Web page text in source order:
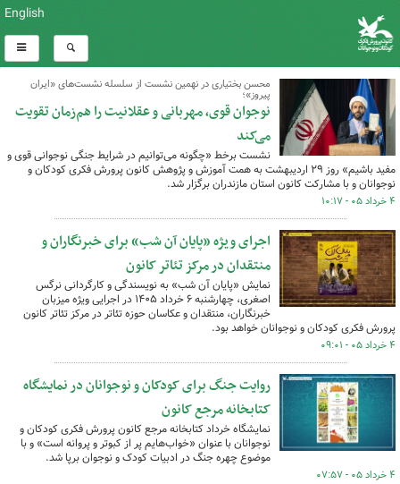
English
محسن بختیاری در نهمین نشست از سلسله نشست‌های «ایران
پیروز»؛‌
نوجوان قوی، مهربانی و عقلانیت را هم‌زمان تقویت
می‌کند
نشست برخط «چگونه می‌توانیم در شرایط جنگی نوجوانی قوی و
مفید باشیم» روز ۲۹ اردیبهشت به همت آموزش و پژوهش کانون پرورش فکری کودکان و
نوجوانان و با مشارکت کانون استان مازندران برگزار شد.
۴ خرداد ۰۵ - ۱۰:۱۷
اجرای ویژه‌ «پایان آن شب» برای خبرنگاران و
منتقدان در مرکز تئاتر کانون
نمایش «پایان آن شب» به نویسندگی و کارگردانی نرگس
اصغری، چهارشنبه ۶ خرداد ۱۴۰۵ در اجرایی ویژه میزبان
خبرنگاران، منتقدان و عکاسان حوزه‌ تئاتر در مرکز تئاتر کانون
پرورش فکری کودکان و نوجوانان خواهد بود.
۴ خرداد ۰۵ - ۰۹:۰۱
روایت جنگ برای کودکان و نوجوانان در نمایشگاه
کتابخانه مرجع کانون
نمایشگاه خرداد کتابخانه مرجع کانون پرورش فکری کودکان و
نوجوانان با عنوان «خواب‌هایم پر از کبوتر و پروانه است» و با
موضوع چهره جنگ در ادبیات کودک و نوجوان برپا شد.
۴ خرداد ۰۵ - ۰۷:۵۷